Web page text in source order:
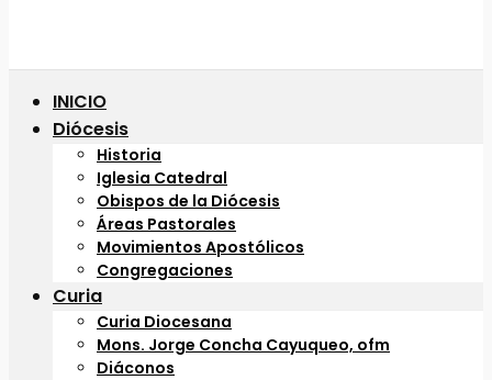
INICIO
Diócesis
Historia
Iglesia Catedral
Obispos de la Diócesis
Áreas Pastorales
Movimientos Apostólicos
Congregaciones
Curia
Curia Diocesana
Mons. Jorge Concha Cayuqueo, ofm
Diáconos